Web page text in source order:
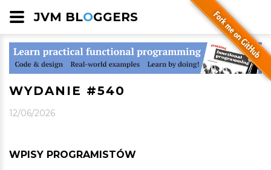
JVM BLOGGERS
WYDANIE #540
12/06/2026
WPISY PROGRAMISTÓW